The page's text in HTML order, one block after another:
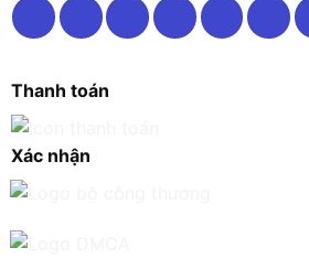
Thanh toán
Xác nhận